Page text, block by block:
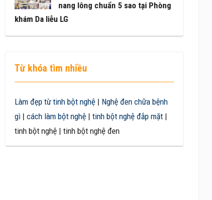
nang lông chuẩn 5 sao tại Phòng
khám Da liễu LG
Từ khóa tìm nhiều
Làm đẹp từ tinh bột nghệ| Nghệ đen chữa bệnh
gì| cách làm bột nghệ| tinh bột nghệ đắp mặt|
tinh bột nghệ | tinh bột nghệ đen